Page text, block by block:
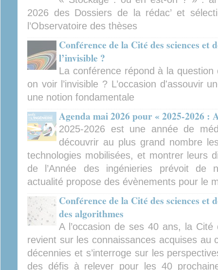
2026 des Dossiers de la rédac’ et
l’Observatoire des thèses
Conférence de la Cité des sciences et
l’invisible ?
La conférence répond à la
on voir l’invisible ? L’occasion d'assouvir
une notion fondamentale
Agenda mai 2026 pour « 2025-2026 :
2025-2026 est une année de
découvrir au plus grand nombre
technologies mobilisées, et montrer leurs
de l’Année des ingénieries prévoit de
actualité propose des évènements pour le
Conférence de la Cité des sciences et
des algorithmes
A l’occasion de ses 40 ans, la Cité
revient sur les connaissances acquises au
décennies et s’interroge sur les
des défis à relever pour les 40